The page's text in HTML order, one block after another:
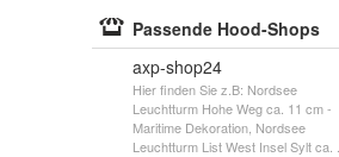
Passende Hood-Shops
axp-shop24
Hier finden Sie z.B: Nordsee
Leuchtturm Hohe Weg ca. 11 cm -
Maritime Dekoration, Nordsee
Leuchtturm List West Insel Sylt ca. ...